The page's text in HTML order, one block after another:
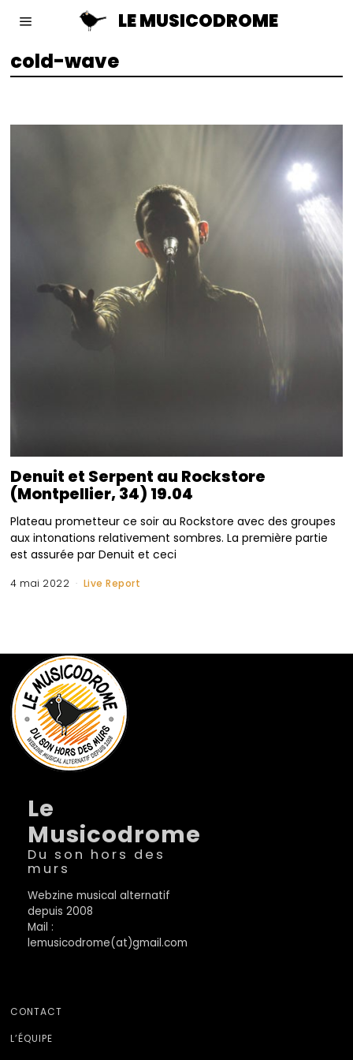
LE MUSICODROME
cold-wave
Denuit et Serpent au Rockstore
(Montpellier, 34) 19.04
Plateau prometteur ce soir au Rockstore avec des groupes
aux intonations relativement sombres. La première partie
est assurée par Denuit et ceci
4 mai 2022 Live Report
Le
Musicodrome
Du son hors des
murs
Webzine musical alternatif
depuis 2008
Mail :
lemusicodrome(at)gmail.com
CONTACT
L’ÉQUIPE